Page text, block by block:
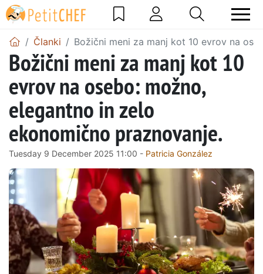
Članki Božični meni za manj kot 10 evrov na
Božični meni za manj kot 10
evrov na osebo: možno,
elegantno in zelo
ekonomično praznovanje.
Tuesday 9 December 2025 11:00 - Patricia González